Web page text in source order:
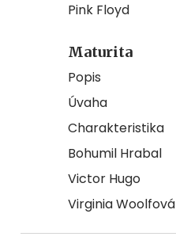
Pink Floyd
Maturita
Popis
Úvaha
Charakteristika
Bohumil Hrabal
Victor Hugo
Virginia Woolfová